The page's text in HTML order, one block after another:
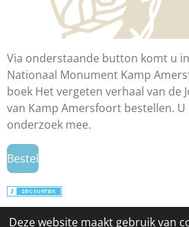
Deze website maakt gebruik van
Via onderstaande button komt u
Nationaal Monument Kamp
boek Het vergeten verhaal van de
van Kamp Amersfoort bestellen.
onderzoek mee.
Bestel
© 2024 - 2026 Antisemitisme in